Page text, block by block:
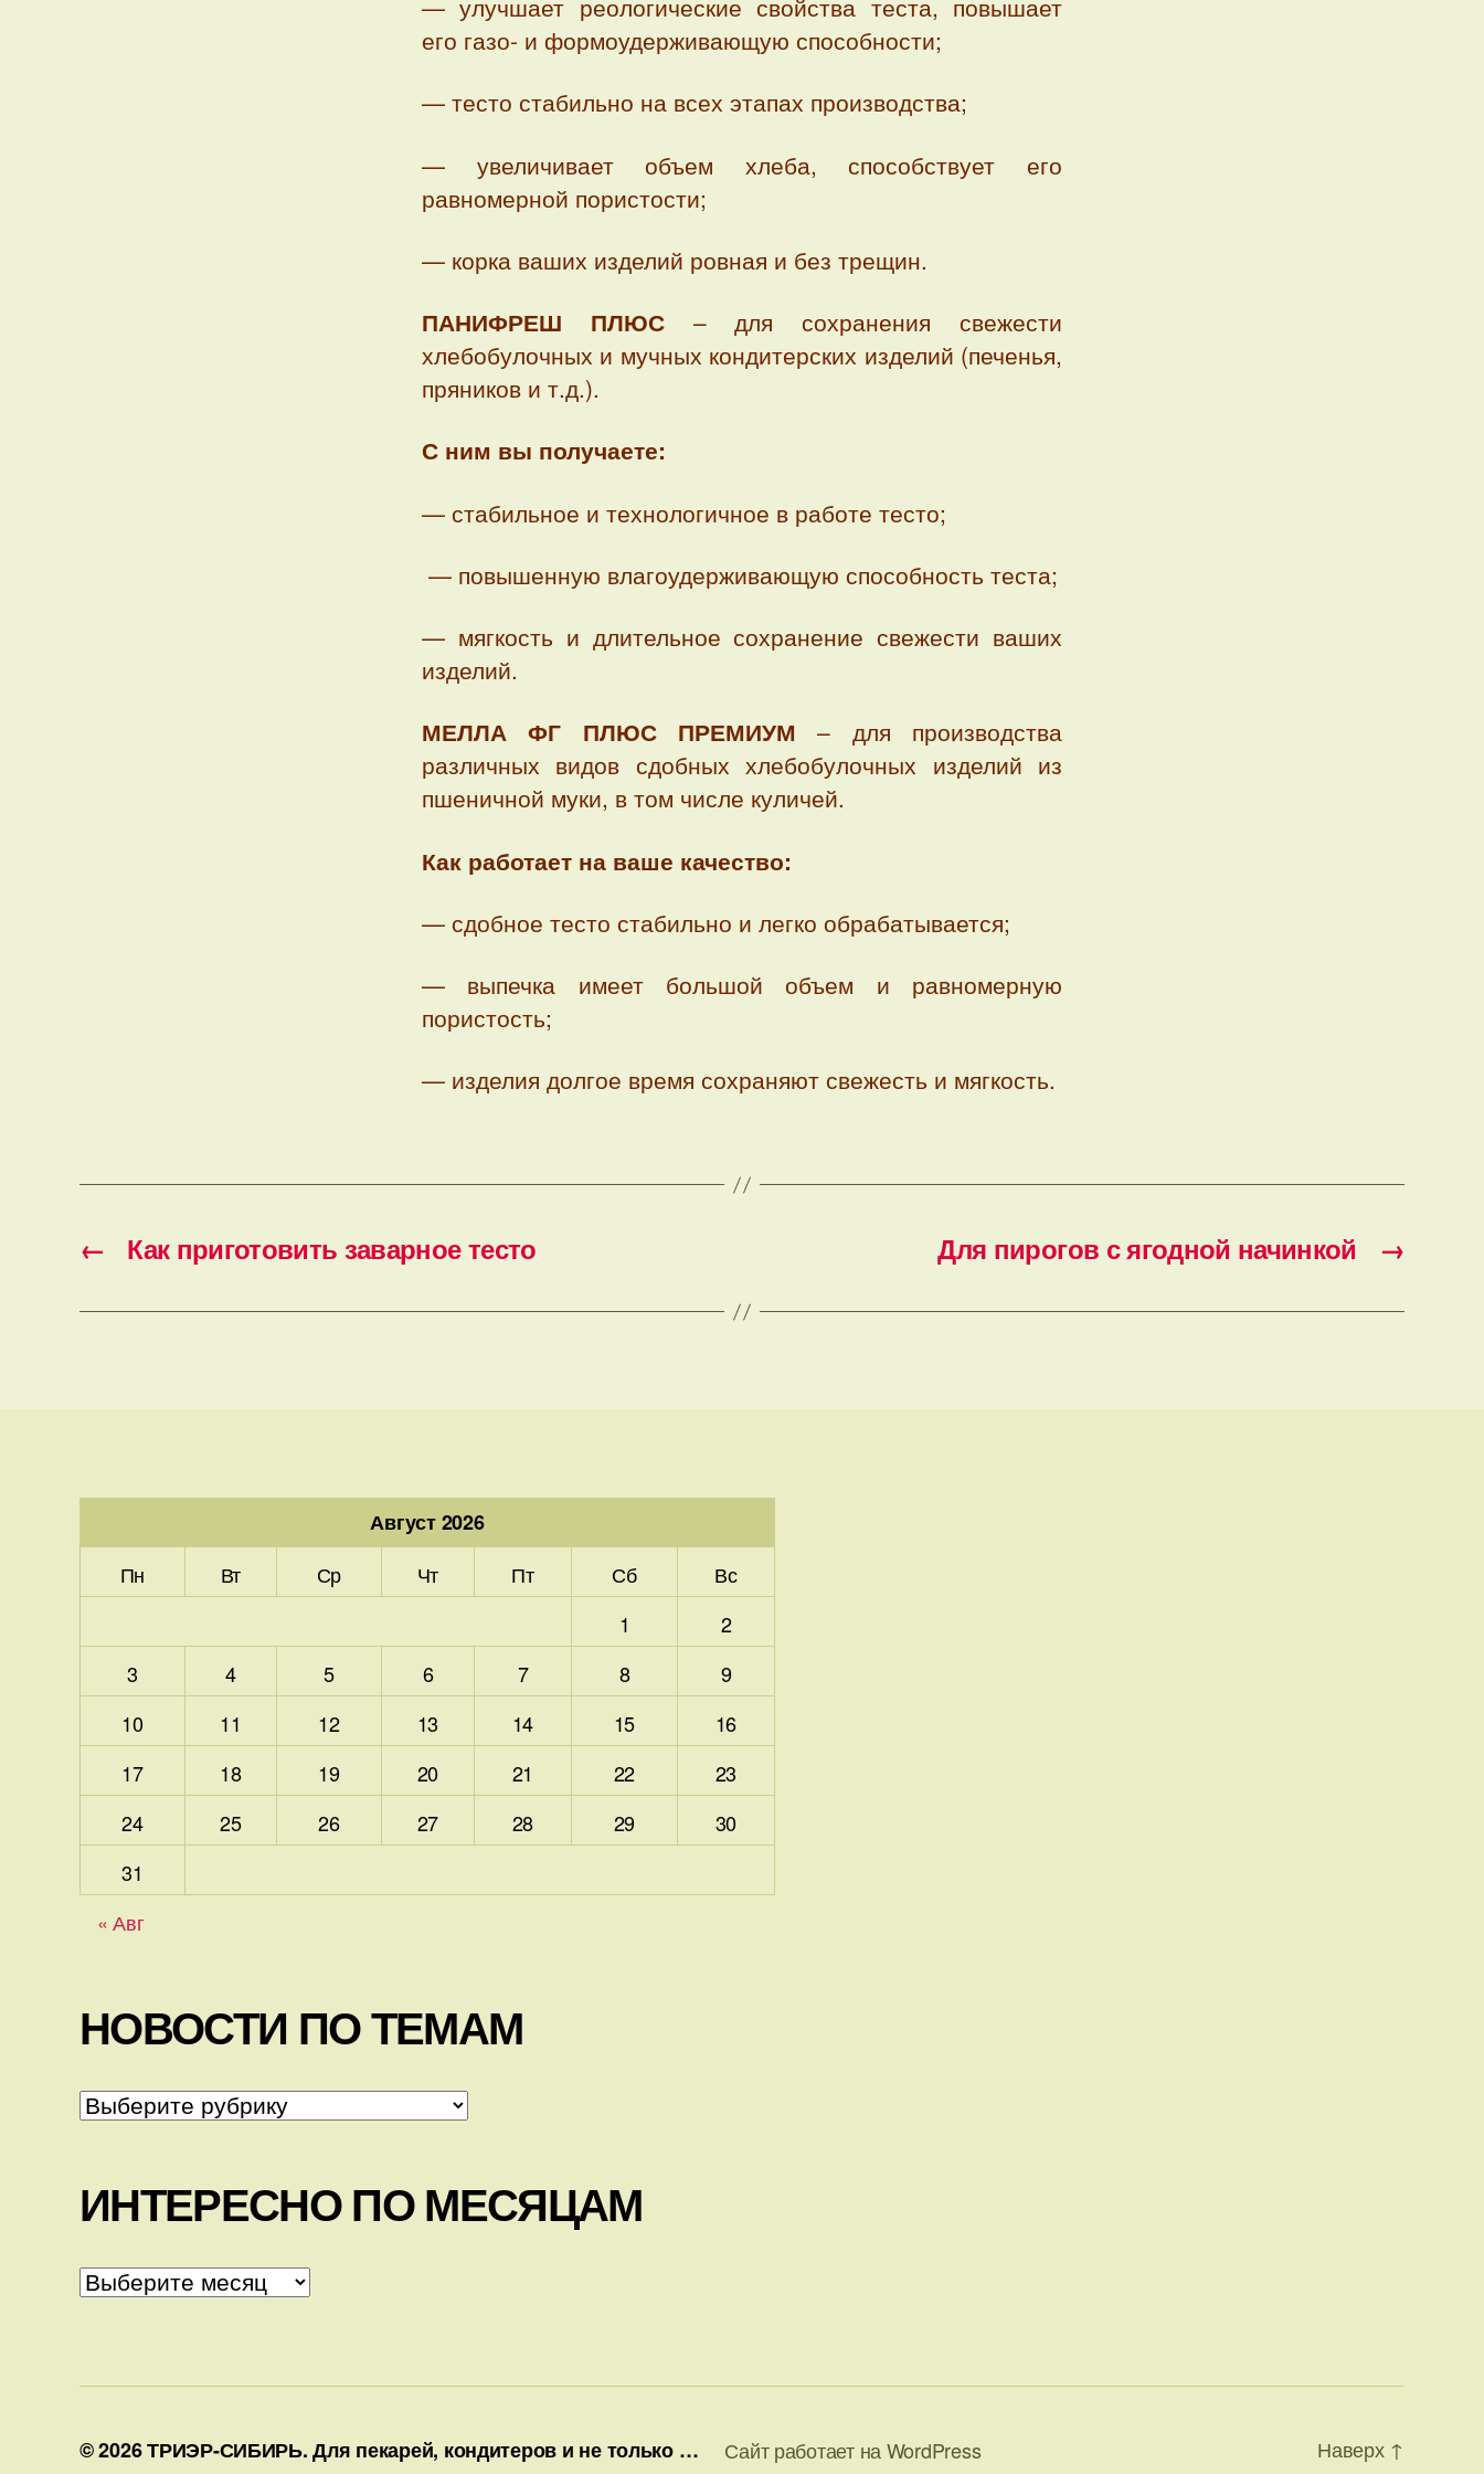
— улучшает реологические свойства теста, повышает
его газо- и формоудерживающую способности;
— тесто стабильно на всех этапах производства;
— увеличивает объем хлеба, способствует его
равномерной пористости;
— корка ваших изделий ровная и без трещин.
ПАНИФРЕШ ПЛЮС– для сохранения свежести
хлебобулочных и мучных кондитерских изделий (печенья,
пряников и т.д.).
С ним вы получаете:
— стабильное и технологичное в работе тесто;
— повышенную влагоудерживающую способность теста;
— мягкость и длительное сохранение свежести ваших
изделий.
МЕЛЛА ФГ ПЛЮС ПРЕМИУМ – для производства
различных видов сдобных хлебобулочных изделий из
пшеничной муки, в том числе куличей.
Как работает на ваше качество:
— сдобное тесто стабильно и легко обрабатывается;
— выпечка имеет большой объем и равномерную
пористость;
— изделия долгое время сохраняют свежесть и мягкость.
← Как приготовить заварное тесто →
Для пирогов с ягодной начинкой
Август 2026
Пн
Вт Ср Чт Пт Сб
Вс
1
2
3
4 5 6 7 8
9
10
11 12 13 14 15
16
17
18 19 20 21 22
23
24
25 26 27 28 29
30
31
« Авг
НОВОСТИ ПО ТЕМАМ
НОВОСТИ
ПО
ИНТЕРЕСНО ПО МЕСЯЦАМ
ИНТЕРЕСНО
ПО
© 2026ТРИЭР-СИБИРЬ. Для пекарей, кондитеров и не только … Сайт работает на WordPress Наверх ↑